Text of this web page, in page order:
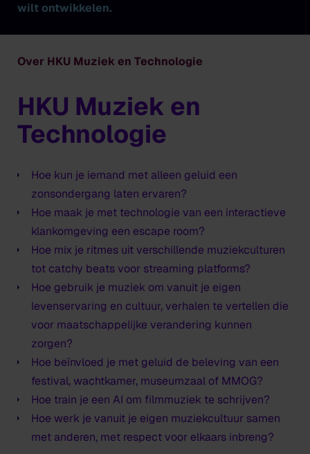
wilt ontwikkelen.
Over HKU Muziek en Technologie
HKU Muziek en
Technologie
Hoe kun je iemand met alleen geluid een
zonsondergang laten ervaren?
Hoe maak je met technologie van een interactieve
klankomgeving een escape room?
Hoe mix je ritmes uit verschillende muziekculturen
tot catchy beats voor streaming platforms?
Hoe gebruik je muziek om vanuit je eigen
levenservaring en cultuur, verhalen te vertellen die
voor maatschappelijke verandering kunnen
zorgen?
Hoe beïnvloed je met geluid de beleving van een
festival, wachtkamer, museumzaal of MMOG?
Hoe train je een AI om filmmuziek te schrijven?
Hoe werk je vanuit je eigen muziekcultuur samen
met anderen, met respect voor elkaars inbreng?